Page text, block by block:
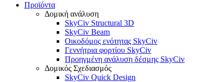
Προϊόντα
Δομική ανάλυση
SkyCiv Structural 3D
SkyCiv Beam
Οικοδόμος ενότητας SkyCiv
Γεννήτρια φορτίου SkyCiv
Προηγμένη ανάλυση δέσμης SkyCiv
Δομικός Σχεδιασμός
SkyCiv Quick Design